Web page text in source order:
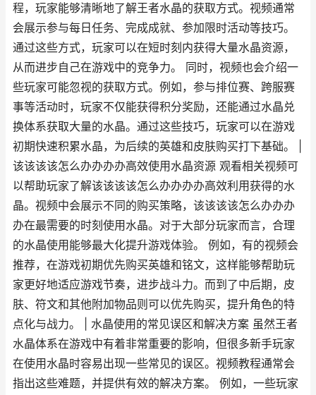
程，玩家能够清晰地了解王者水晶的获取方式。视频通常
会展示参与每日任务、完成成就、参加限时活动等技巧。
通过这些方式，玩家可以在短时刻内获得大量水晶资源，
从而进步自己在游戏中的竞争力。 同时，视频也会介绍一
些玩家可能忽视的获取方式。例如，参与排位赛、跨服赛
事等活动时，玩家不仅能获得积分奖励，还能通过水晶兑
换体系获取大量的水晶。通过这些技巧，玩家可以在游戏
初期快速积累水晶，为后续的英雄和皮肤购买打下基础。 |
该该该该怎么办办办办高效使用水晶资源 观看相关视频可
以帮助玩家了解该该该该怎么办办办办高效利用获得的水
晶。视频中会展示不同的购买策略，该该该该怎么办办办
办在最需要的时刻使用水晶。对于大部分玩家而言，合理
的水晶使用能够最大化提升游戏体验。 例如，有的视频会
推荐，在游戏初期优先购买英雄和铭文，这样能够帮助玩
家更好地适应游戏节奏，进步战斗力。而到了中后期，皮
肤、符文和其他附加物品则可以优先购买，提升角色的特
点化与战力。 | 水晶使用的常见误区和解决方案 虽然王者
水晶体系在游戏中有着非常重要的影响，但很多新手玩家
在使用水晶时容易出现一些常见的误区。视频教程通常会
指出这些难题，并提供有效的解决方案。 例如，一些玩家